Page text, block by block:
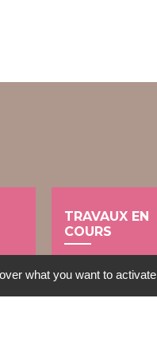
TRAVAUX EN
COURS
build
what you want to activate